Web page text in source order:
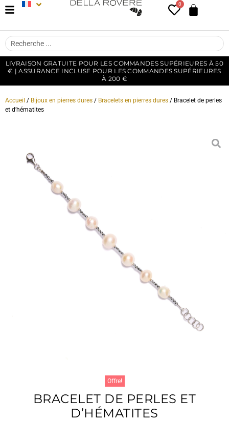
0
LIVRAISON GRATUITE POUR LES COMMANDES SUPÉRIEURES À 50
€ | ASSURANCE INCLUSE POUR LES COMMANDES SUPÉRIEURES
À 200 €
Accueil / Bijoux en pierres dures / Bracelets en pierres dures / Bracelet de perles
et d’hématites
Offre!
BRACELET DE PERLES ET
D’HÉMATITES